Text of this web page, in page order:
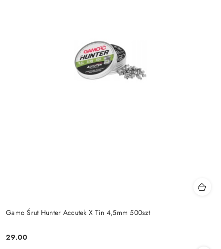
Gamo Śrut Hunter Accutek X Tin 4,5mm 500szt
Cena:
29.00